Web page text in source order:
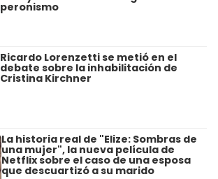
peronismo
Ricardo Lorenzetti se metió en el
debate sobre la inhabilitación de
Cristina Kirchner
La historia real de "Elize: Sombras de
una mujer", la nueva película de
Netflix sobre el caso de una esposa
que descuartizó a su marido